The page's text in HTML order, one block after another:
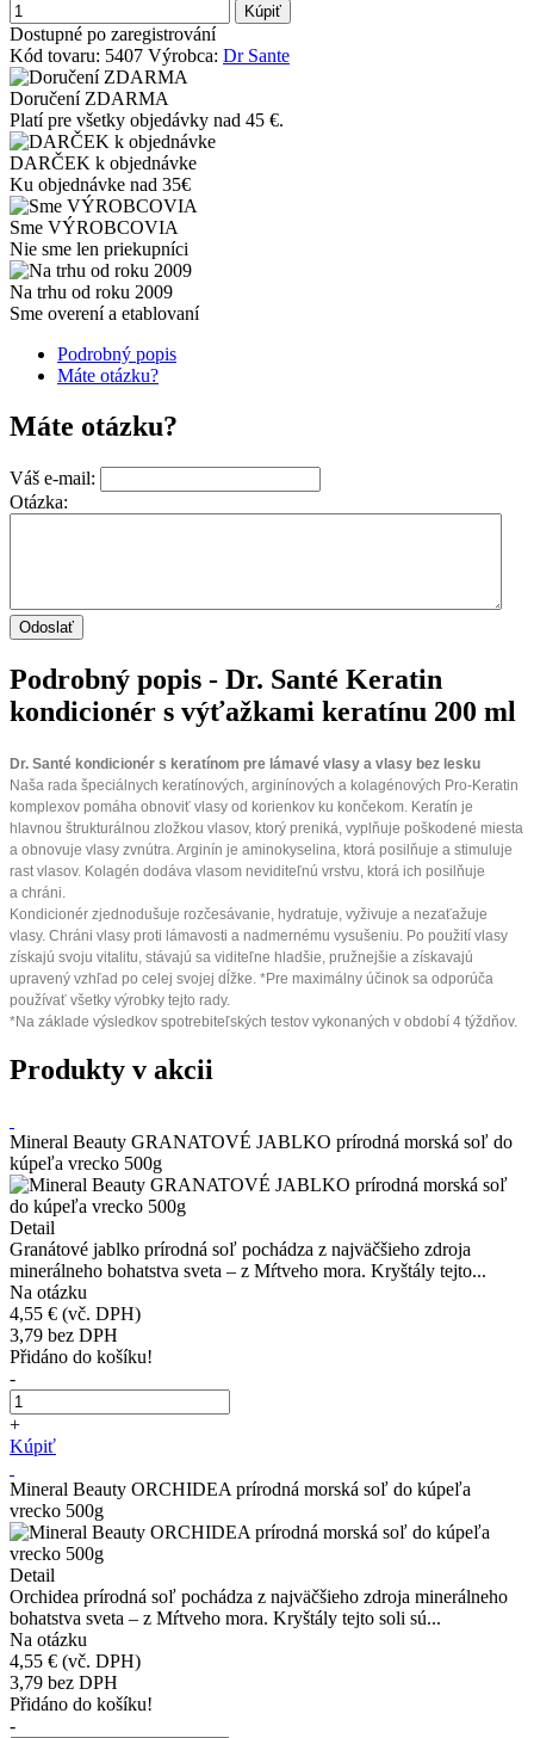
Kúpiť
Dostupné po zaregistrování
Kód tovaru: 5407 Výrobca: Dr Sante
Doručení ZDARMA
Platí pre všetky objedávky nad 45 €.
DARČEK k objednávke
Ku objednávke nad 35€
Sme VÝROBCOVIA
Nie sme len priekupníci
Na trhu od roku 2009
Sme overení a etablovaní
Podrobný popis
Máte otázku?
Máte otázku?
Váš e-mail:
Otázka:
Podrobný popis - Dr. Santé Keratin
kondicionér s výťažkami keratínu 200 ml
Dr. Santé kondicionér s keratínom pre lámavé vlasy a vlasy bez lesku
Naša rada špeciálnych keratínových, arginínových a kolagénových Pro-Keratin
komplexov pomáha obnoviť vlasy od korienkov ku končekom. Keratín je
hlavnou štrukturálnou zložkou vlasov, ktorý preniká, vyplňuje poškodené miesta
a obnovuje vlasy zvnútra. Arginín je aminokyselina, ktorá posilňuje a stimuluje
rast vlasov. Kolagén dodáva vlasom neviditeľnú vrstvu, ktorá ich posilňuje
a chráni.
Kondicionér zjednodušuje rozčesávanie, hydratuje, vyživuje a nezaťažuje
vlasy. Chráni vlasy proti lámavosti a nadmernému vysušeniu. Po použití vlasy
získajú svoju vitalitu, stávajú sa viditeľne hladšie, pružnejšie a získavajú
upravený vzhľad po celej svojej dĺžke. *Pre maximálny účinok sa odporúča
používať všetky výrobky tejto rady.
*Na základe výsledkov spotrebiteľských testov vykonaných v období 4 týždňov.
Produkty v akcii
Mineral Beauty GRANATOVÉ JABLKO prírodná morská soľ do
kúpeľa vrecko 500g
Detail
Granátové jablko prírodná soľ pochádza z najväčšieho zdroja
minerálneho bohatstva sveta – z Mŕtveho mora. Kryštály tejto...
Na otázku
4,55 € (vč. DPH)
3,79 bez DPH
Přidáno do košíku!
-
+
Kúpiť
Mineral Beauty ORCHIDEA prírodná morská soľ do kúpeľa
vrecko 500g
Detail
Orchidea prírodná soľ pochádza z najväčšieho zdroja minerálneho
bohatstva sveta – z Mŕtveho mora. Kryštály tejto soli sú...
Na otázku
4,55 € (vč. DPH)
3,79 bez DPH
Přidáno do košíku!
-